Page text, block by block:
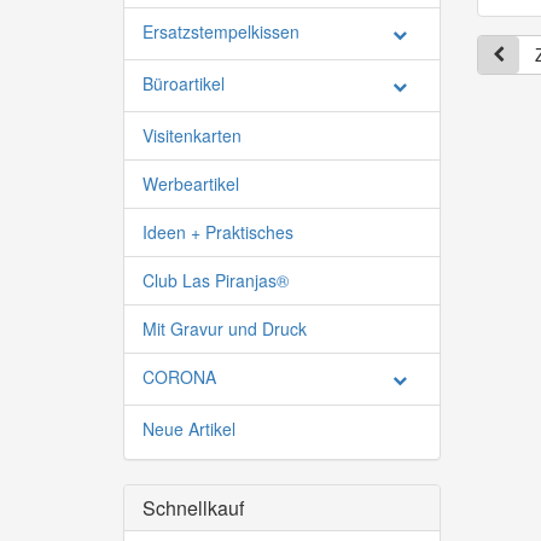
Ersatzstempelkissen
Büroartikel
Visitenkarten
Werbeartikel
Ideen + Praktisches
Club Las Piranjas®
Mit Gravur und Druck
CORONA
Neue Artikel
Schnellkauf